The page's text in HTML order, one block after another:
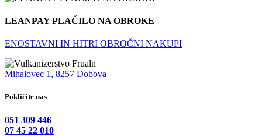
LEANPAY PLAČILO NA OBROKE
ENOSTAVNI IN HITRI OBROČNI NAKUPI
Mihalovec 1, 8257 Dobova
Pokličite nas
051 309 446
07 45 22 010